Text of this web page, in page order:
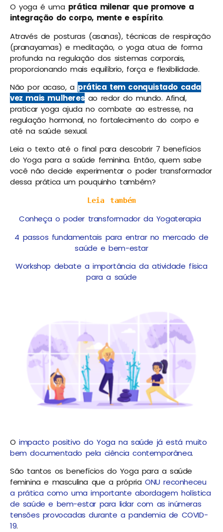
O yoga é uma prática milenar que promove a
integração do corpo, mente e espírito.
Através de posturas (asanas), técnicas de respiração
(pranayamas) e meditação, o yoga atua de forma
profunda na regulação dos sistemas corporais,
proporcionando mais equilíbrio, força e flexibilidade.
Não por acaso, a prática tem conquistado cada
vez mais mulheres ao redor do mundo. Afinal,
praticar yoga ajuda no combate ao estresse, na
regulação hormonal, no fortalecimento do corpo e
até na saúde sexual.
Leia o texto até o final para descobrir 7 benefícios
do Yoga para a saúde feminina. Então, quem sabe
você não decide experimentar o poder transformador
dessa prática um pouquinho também?
Leia também
Conheça o poder transformador da Yogaterapia
4 passos fundamentais para entrar no mercado de
saúde e bem-estar
Workshop debate a importância da atividade física
para a saúde
Oimpacto positivo do Yoga na saúde já está muito
bem documentado pela ciência contemporânea.
São tantos os benefícios do Yoga para a saúde
feminina e masculina que a própriaONU reconheceu
a prática como uma importante abordagem holística
de saúde e bem-estar para lidar com as inúmeras
tensões provocadas durante a pandemia de COVID-
19.